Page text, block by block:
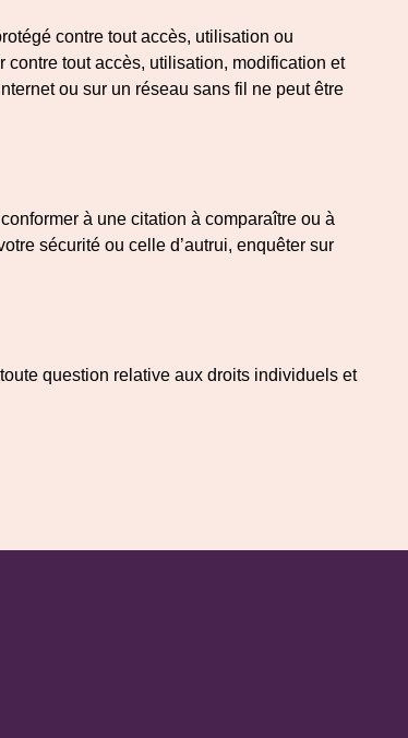
contre tout accès, utilisation ou
tout accès, utilisation, modification et
ou sur un réseau sans fil ne peut être
à une citation à comparaître ou à
sécurité ou celle d’autrui, enquêter sur
question relative aux droits individuels et